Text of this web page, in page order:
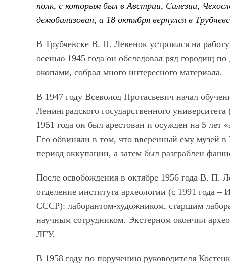
полк, с которым был в Австрии, Силезии,
демобилизован, а 18 октября вернулся в
В Трубчевске В. П. Левенок устроился на
осенью 1945 года он обследовал ряд городищ
окопами, собрал много интересного материала.
В 1947 году Всеволод Протасьевич начал
Ленинградского государственного
1951 года он был арестован и осужден на 5 лет
Его обвиняли в том, что вверенный ему музей в
период оккупации, а затем был разграблен
После освобождения в октябре 1956 года В. П.
отделение института археологии (с 1991 года
СССР): лаборантом-художником, старшим
научным сотрудником. Экстерном окончил
ЛГУ.
В 1958 году по поручению руководителя